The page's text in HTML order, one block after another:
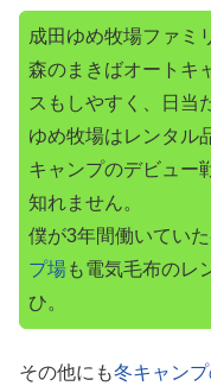
成田ゆめ牧場ファミ
森のまきばオートキ
スもしやすく、日当
ゆめ牧場はレンタル
キャンプのデビュー
知れません。
僕が3年間働いていた
プ場も電気毛布のレ
ひ。
その他にも冬キャン